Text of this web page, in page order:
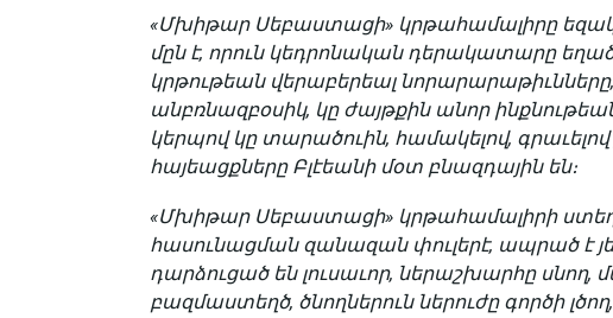
«Մխիթար Սեբաստացի» կրթահամալիրը
մըն է, որուն կեդրոնական դերակատարը
կրթութեան վերաբերեալ
անբռնազբօսիկ, կը ժայթքին անոր
կերպով կը տարածուին, համակելով,
հայ­եացքները Բլէեանի մօտ բնազդային են։
«Մխիթար Սեբաստացի» կրթահամալիրի
հասունացման զանազան փուլերէ, ապրած է
դարձուցած են լուսաւոր, ներաշխարհը
բազմաստեղծ, ծնողներուն ներուժը գործի